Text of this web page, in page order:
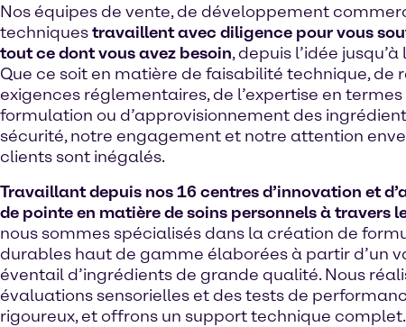
Nos équipes de vente, de développement
techniquestravaillent avec diligence pour vous
tout ce dont vous avez besoin, depuis l’idée jusqu’à
Que ce soit en matière de faisabilité technique, de
exigences réglementaires, de l’expertise en termes
formulation ou d’approvisionnement des
sécurité, notre engagement et notre attention
clients sont inégalés.
Travaillant depuis nos 16 centres d’innovation et
de pointe en matière de soins personnels à travers
nous sommes spécialisés dans la création de
durables haut de gamme élaborées à partir d’un
éventail d’ingrédients de grande qualité. Nous
évaluations sensorielles et des tests de
rigoureux, et offrons un support technique complet.